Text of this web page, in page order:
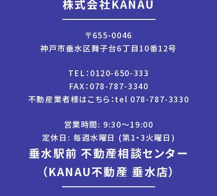
株式会社KANAU
〒655-0046
神戸市垂水区舞子台6丁目10番12号
TEL：0120-650-333
FAX：078-787-3340
不動産業者様はこちら：tel 078-787-3330
営業時間: 9:30〜19:00
定休日: 毎週水曜日 (第1・3火曜日)
垂水駅前 不動産相談センター
（KANAU不動産 垂水店）